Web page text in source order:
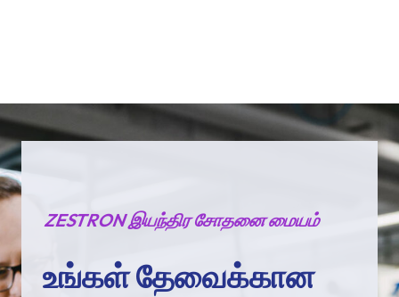
ZESTRON இயந்திர சோதனை மையம்
உங்கள் தேவைக்கான